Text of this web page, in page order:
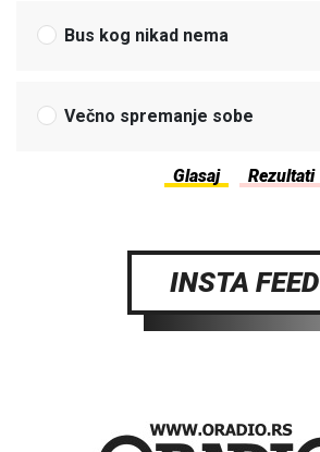
Bus kog nikad nema
Večno spremanje sobe
INSTA FEED